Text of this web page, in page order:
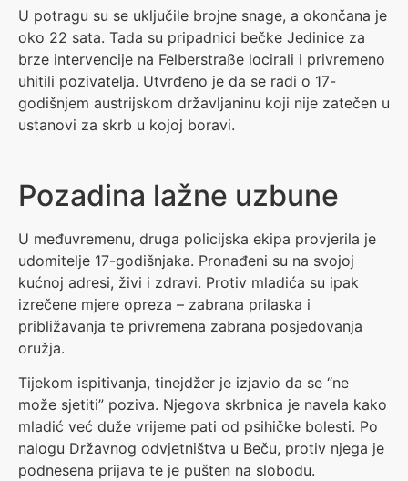
U potragu su se uključile brojne snage, a okončana je
oko 22 sata. Tada su pripadnici bečke Jedinice za
brze intervencije na Felberstraße locirali i privremeno
uhitili pozivatelja. Utvrđeno je da se radi o 17-
godišnjem austrijskom državljaninu koji nije zatečen u
ustanovi za skrb u kojoj boravi.
Pozadina lažne uzbune
U međuvremenu, druga policijska ekipa provjerila je
udomitelje 17-godišnjaka. Pronađeni su na svojoj
kućnoj adresi, živi i zdravi. Protiv mladića su ipak
izrečene mjere opreza – zabrana prilaska i
približavanja te privremena zabrana posjedovanja
oružja.
Tijekom ispitivanja, tinejdžer je izjavio da se “ne
može sjetiti” poziva. Njegova skrbnica je navela kako
mladić već duže vrijeme pati od psihičke bolesti. Po
nalogu Državnog odvjetništva u Beču, protiv njega je
podnesena prijava te je pušten na slobodu.